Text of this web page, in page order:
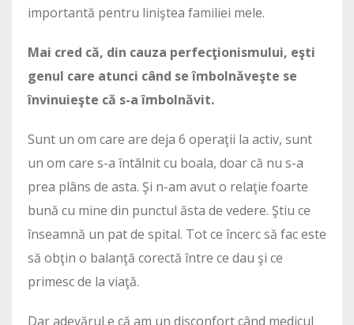
importantă pentru liniştea familiei mele.
Mai cred că, din cauza perfecţionismului, eşti
genul care atunci când se îmbolnăveşte se
învinuieşte că s-a îmbolnăvit.
Sunt un om care are deja 6 operaţii la activ, sunt
un om care s-a întâlnit cu boala, doar că nu s-a
prea plâns de asta. Şi n-am avut o relaţie foarte
bună cu mine din punctul ăsta de vedere. Ştiu ce
înseamnă un pat de spital. Tot ce încerc să fac este
să obţin o balanţă corectă între ce dau şi ce
primesc de la viaţă.
Dar adevărul e că am un disconfort când medicul